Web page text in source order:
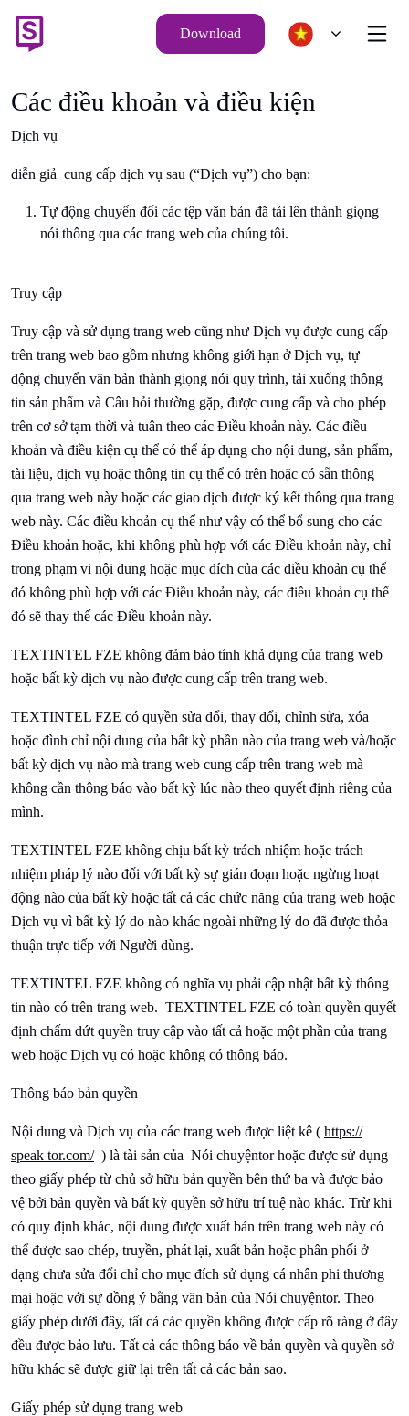
Download
Các điều khoản và điều kiện
Dịch vụ
diễn giả cung cấp dịch vụ sau (“Dịch vụ”) cho bạn:
Tự động chuyển đổi các tệp văn bản đã tải lên thành giọng
nói thông qua các trang web của chúng tôi.
Truy cập
Truy cập và sử dụng trang web cũng như Dịch vụ được cung cấp
trên trang web bao gồm nhưng không giới hạn ở Dịch vụ, tự
động chuyển văn bản thành giọng nói quy trình, tải xuống thông
tin sản phẩm và Câu hỏi thường gặp, được cung cấp và cho phép
trên cơ sở tạm thời và tuân theo các Điều khoản này. Các điều
khoản và điều kiện cụ thể có thể áp dụng cho nội dung, sản phẩm,
tài liệu, dịch vụ hoặc thông tin cụ thể có trên hoặc có sẵn thông
qua trang web này hoặc các giao dịch được ký kết thông qua trang
web này. Các điều khoản cụ thể như vậy có thể bổ sung cho các
Điều khoản hoặc, khi không phù hợp với các Điều khoản này, chỉ
trong phạm vi nội dung hoặc mục đích của các điều khoản cụ thể
đó không phù hợp với các Điều khoản này, các điều khoản cụ thể
đó sẽ thay thế các Điều khoản này.
TEXTINTEL FZE không đảm bảo tính khả dụng của trang web
hoặc bất kỳ dịch vụ nào được cung cấp trên trang web.
TEXTINTEL FZE có quyền sửa đổi, thay đổi, chỉnh sửa, xóa
hoặc đình chỉ nội dung của bất kỳ phần nào của trang web và/hoặc
bất kỳ dịch vụ nào mà trang web cung cấp trên trang web mà
không cần thông báo vào bất kỳ lúc nào theo quyết định riêng của
mình.
TEXTINTEL FZE không chịu bất kỳ trách nhiệm hoặc trách
nhiệm pháp lý nào đối với bất kỳ sự gián đoạn hoặc ngừng hoạt
động nào của bất kỳ hoặc tất cả các chức năng của trang web hoặc
Dịch vụ vì bất kỳ lý do nào khác ngoài những lý do đã được thỏa
thuận trực tiếp với Người dùng.
TEXTINTEL FZE không có nghĩa vụ phải cập nhật bất kỳ thông
tin nào có trên trang web. TEXTINTEL FZE có toàn quyền quyết
định chấm dứt quyền truy cập vào tất cả hoặc một phần của trang
web hoặc Dịch vụ có hoặc không có thông báo.
Thông báo bản quyền
Nội dung và Dịch vụ của các trang web được liệt kê ( https://
speak tor.com/ ) là tài sản của Nói chuyệntor hoặc được sử dụng
theo giấy phép từ chủ sở hữu bản quyền bên thứ ba và được bảo
vệ bởi bản quyền và bất kỳ quyền sở hữu trí tuệ nào khác. Trừ khi
có quy định khác, nội dung được xuất bản trên trang web này có
thể được sao chép, truyền, phát lại, xuất bản hoặc phân phối ở
dạng chưa sửa đổi chỉ cho mục đích sử dụng cá nhân phi thương
mại hoặc với sự đồng ý bằng văn bản của Nói chuyệntor. Theo
giấy phép dưới đây, tất cả các quyền không được cấp rõ ràng ở đây
đều được bảo lưu. Tất cả các thông báo về bản quyền và quyền sở
hữu khác sẽ được giữ lại trên tất cả các bản sao.
Giấy phép sử dụng trang web